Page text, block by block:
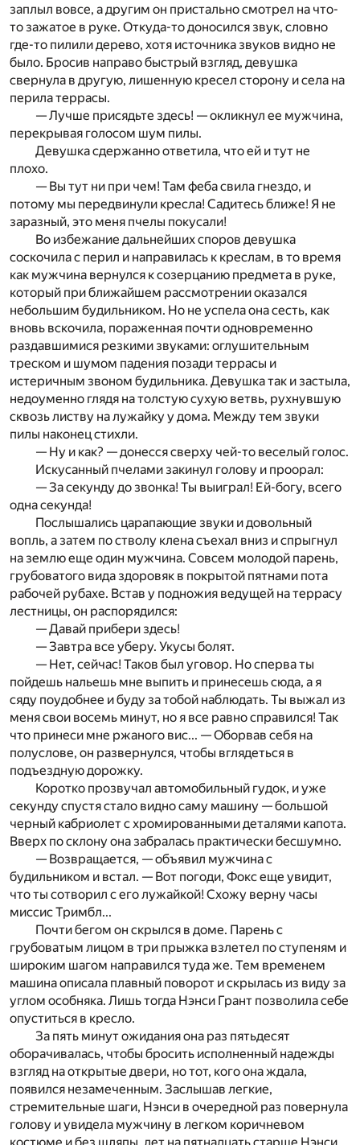
заплыл вовсе, а другим он пристально смотрел на что-
то зажатое в руке. Откуда-то доносился звук, словно
где-то пилили дерево, хотя источника звуков видно не
было. Бросив направо быстрый взгляд, девушка
свернула в другую, лишенную кресел сторону и села на
перила террасы.
— Лучше присядьте здесь! — окликнул ее мужчина,
перекрывая голосом шум пилы.
Девушка сдержанно ответила, что ей и тут не
плохо.
— Вы тут ни при чем! Там феба свила гнездо, и
потому мы передвинули кресла! Садитесь ближе! Я не
заразный, это меня пчелы покусали!
Во избежание дальнейших споров девушка
соскочила с перил и направилась к креслам, в то время
как мужчина вернулся к созерцанию предмета в руке,
который при ближайшем рассмотрении оказался
небольшим будильником. Но не успела она сесть, как
вновь вскочила, пораженная почти одновременно
раздавшимися резкими звуками: оглушительным
треском и шумом падения позади террасы и
истеричным звоном будильника. Девушка так и застыла,
недоуменно глядя на толстую сухую ветвь, рухнувшую
сквозь листву на лужайку у дома. Между тем звуки
пилы наконец стихли.
— Ну и как? — донесся сверху чей-то веселый голос.
Искусанный пчелами закинул голову и проорал:
— За секунду до звонка! Ты выиграл! Ей-богу, всего
одна секунда!
Послышались царапающие звуки и довольный
вопль, а затем по стволу клена съехал вниз и спрыгнул
на землю еще один мужчина. Совсем молодой парень,
грубоватого вида здоровяк в покрытой пятнами пота
рабочей рубахе. Встав у подножия ведущей на террасу
лестницы, он распорядился:
— Давай прибери здесь!
— Завтра все уберу. Укусы болят.
— Нет, сейчас! Таков был уговор. Но сперва ты
пойдешь нальешь мне выпить и принесешь сюда, а я
сяду поудобнее и буду за тобой наблюдать. Ты выжал из
меня свои восемь минут, но я все равно справился! Так
что принеси мне ржаного вис... — Оборвав себя на
полуслове, он развернулся, чтобы вглядеться в
подъездную дорожку.
Коротко прозвучал автомобильный гудок, и уже
секунду спустя стало видно саму машину — большой
черный кабриолет с хромированными деталями капота.
Вверх по склону она забралась практически бесшумно.
— Возвращается, — объявил мужчина с
будильником и встал. — Вот погоди, Фокс еще увидит,
что ты сотворил с его лужайкой! Схожу верну часы
миссис Тримбл...
Почти бегом он скрылся в доме. Парень с
грубоватым лицом в три прыжка взлетел по ступеням и
широким шагом направился туда же. Тем временем
машина описала плавный поворот и скрылась из виду за
углом особняка. Лишь тогда Нэнси Грант позволила себе
опуститься в кресло.
За пять минут ожидания она раз пятьдесят
оборачивалась, чтобы бросить исполненный надежды
взгляд на открытые двери, но тот, кого она ждала,
появился незамеченным. Заслышав легкие,
стремительные шаги, Нэнси в очередной раз повернула
голову и увидела мужчину в легком коричневом